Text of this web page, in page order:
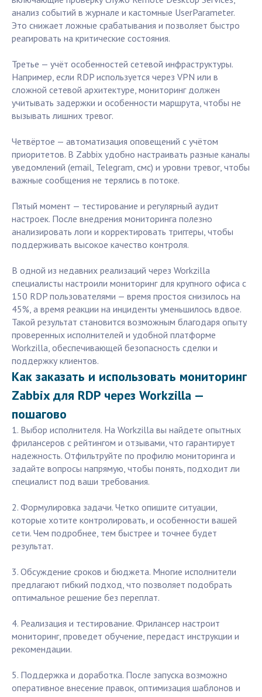
анализ событий в журнале и кастомные UserParameter.
Это снижает ложные срабатывания и позволяет быстро
реагировать на критические состояния.
Третье — учёт особенностей сетевой инфраструктуры.
Например, если RDP используется через VPN или в
сложной сетевой архитектуре, мониторинг должен
учитывать задержки и особенности маршрута, чтобы не
вызывать лишних тревог.
Четвёртое — автоматизация оповещений с учётом
приоритетов. В Zabbix удобно настраивать разные каналы
уведомлений (email, Telegram, смс) и уровни тревог, чтобы
важные сообщения не терялись в потоке.
Пятый момент — тестирование и регулярный аудит
настроек. После внедрения мониторинга полезно
анализировать логи и корректировать триггеры, чтобы
поддерживать высокое качество контроля.
В одной из недавних реализаций через Workzilla
специалисты настроили мониторинг для крупного офиса с
150 RDP пользователями — время простоя снизилось на
45%, а время реакции на инциденты уменьшилось вдвое.
Такой результат становится возможным благодаря опыту
проверенных исполнителей и удобной платформе
Workzilla, обеспечивающей безопасность сделки и
поддержку клиентов.
Как заказать и использовать мониторинг
Zabbix для RDP через Workzilla —
пошагово
1. Выбор исполнителя. На Workzilla вы найдете опытных
фрилансеров с рейтингом и отзывами, что гарантирует
надежность. Отфильтруйте по профилю мониторинга и
задайте вопросы напрямую, чтобы понять, подходит ли
специалист под ваши требования.
2. Формулировка задачи. Четко опишите ситуации,
которые хотите контролировать, и особенности вашей
сети. Чем подробнее, тем быстрее и точнее будет
результат.
3. Обсуждение сроков и бюджета. Многие исполнители
предлагают гибкий подход, что позволяет подобрать
оптимальное решение без переплат.
4. Реализация и тестирование. Фрилансер настроит
мониторинг, проведет обучение, передаст инструкции и
рекомендации.
5. Поддержка и доработка. После запуска возможно
оперативное внесение правок, оптимизация шаблонов и